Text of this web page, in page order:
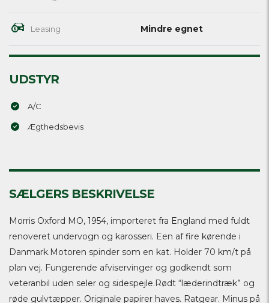
Leasing Mindre egnet
UDSTYR
A/C
Ægthedsbevis
SÆLGERS BESKRIVELSE
Morris Oxford MO, 1954, importeret fra England med fuldt
renoveret undervogn og karosseri. Een af fire kørende i
Danmark.Motoren spinder som en kat. Holder 70 km/t på
plan vej. Fungerende afviservinger og godkendt som
veteranbil uden seler og sidespejle.Rødt “læderindtræk” og
røde gulvtæpper. Originale papirer haves. Ratgear. Minus på